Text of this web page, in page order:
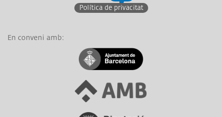
Política de privacitat
En conveni amb:
Link a Ajuntament de Barcelona
Link a Àrea Metropolitana de Barcelona
Link a Diputació de Barcelona